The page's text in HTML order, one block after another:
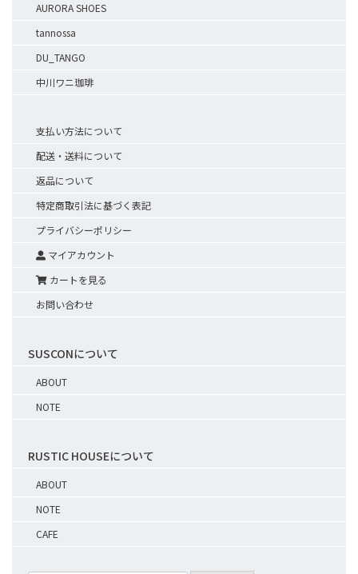
AURORA SHOES
tannossa
DU_TANGO
中川ワニ珈琲
支払い方法について
配送・送料について
返品について
特定商取引法に基づく表記
プライバシーポリシー
マイアカウント
カートを見る
お問い合わせ
SUSCONについて
ABOUT
NOTE
RUSTIC HOUSEについて
ABOUT
NOTE
CAFE